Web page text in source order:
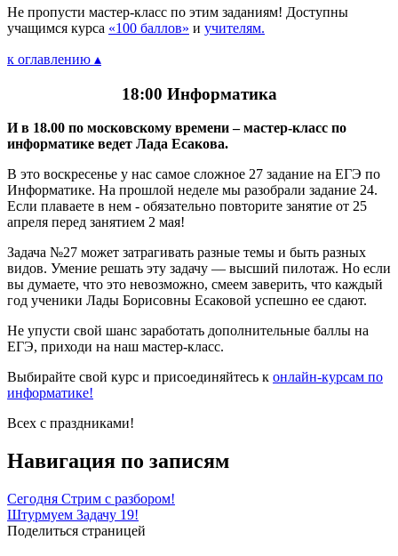
Не пропусти мастер-класс по этим заданиям! Доступны
учащимся курса «100 баллов» и учителям.
к оглавлению ▴
18:00 Информатика
И в 18.00 по московскому времени – мастер-класс по
информатике ведет Лада Есакова.
В это воскресенье у нас самое сложное 27 задание на ЕГЭ по
Информатике. На прошлой неделе мы разобрали задание 24.
Если плаваете в нем - обязательно повторите занятие от 25
апреля перед занятием 2 мая!
Задача №27 может затрагивать разные темы и быть разных
видов. Умение решать эту задачу — высший пилотаж. Но если
вы думаете, что это невозможно, смеем заверить, что каждый
год ученики Лады Борисовны Есаковой успешно ее сдают.
Не упусти свой шанс заработать дополнительные баллы на
ЕГЭ, приходи на наш мастер-класс.
Выбирайте свой курс и присоединяйтесь к онлайн-курсам по
информатике!
Всех с праздниками!
Навигация по записям
Сегодня Стрим с разбором!
Штурмуем Задачу 19!
Поделиться страницей